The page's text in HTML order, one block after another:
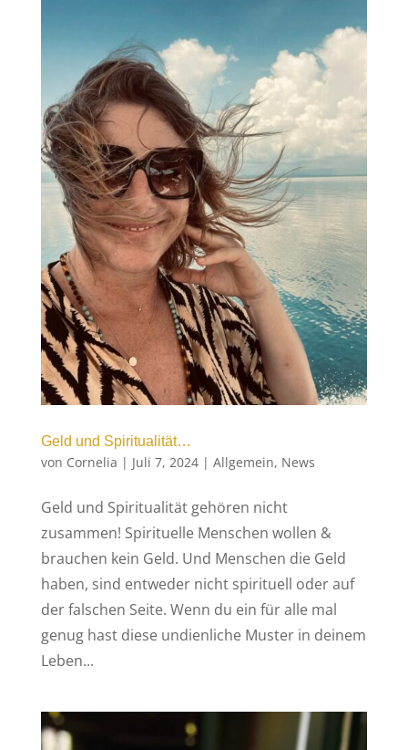
Geld und Spiritualität…
von Cornelia | Juli 7, 2024| Allgemein, News
Geld und Spiritualität gehören nicht
zusammen! Spirituelle Menschen wollen &
brauchen kein Geld. Und Menschen die Geld
haben, sind entweder nicht spirituell oder auf
der falschen Seite. Wenn du ein für alle mal
genug hast diese undienliche Muster in deinem
Leben...